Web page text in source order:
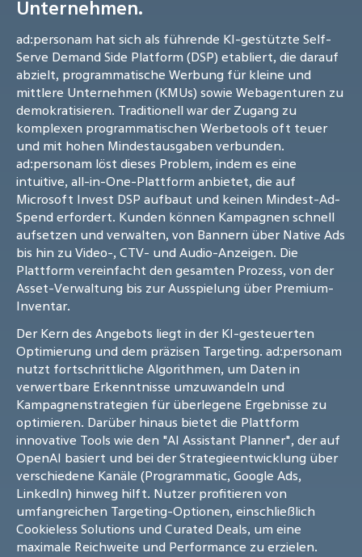
Unternehmen.
ad:personam hat sich als führende KI-gestützte Self-
Serve Demand Side Platform (DSP) etabliert, die darauf
abzielt, programmatische Werbung für kleine und
mittlere Unternehmen (KMUs) sowie Webagenturen zu
demokratisieren. Traditionell war der Zugang zu
komplexen programmatischen Werbetools oft teuer
und mit hohen Mindestausgaben verbunden.
ad:personam löst dieses Problem, indem es eine
intuitive, all-in-One-Plattform anbietet, die auf
Microsoft Invest DSP aufbaut und keinen Mindest-Ad-
Spend erfordert. Kunden können Kampagnen schnell
aufsetzen und verwalten, von Bannern über Native Ads
bis hin zu Video-, CTV- und Audio-Anzeigen. Die
Plattform vereinfacht den gesamten Prozess, von der
Asset-Verwaltung bis zur Ausspielung über Premium-
Inventar.
Der Kern des Angebots liegt in der KI-gesteuerten
Optimierung und dem präzisen Targeting. ad:personam
nutzt fortschrittliche Algorithmen, um Daten in
verwertbare Erkenntnisse umzuwandeln und
Kampagnenstrategien für überlegene Ergebnisse zu
optimieren. Darüber hinaus bietet die Plattform
innovative Tools wie den "AI Assistant Planner", der auf
OpenAI basiert und bei der Strategieentwicklung über
verschiedene Kanäle (Programmatic, Google Ads,
LinkedIn) hinweg hilft. Nutzer profitieren von
umfangreichen Targeting-Optionen, einschließlich
Cookieless Solutions und Curated Deals, um eine
maximale Reichweite und Performance zu erzielen.